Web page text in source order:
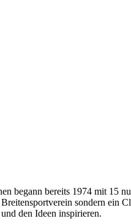
begann bereits 1974 mit 15
sondern ein
den Ideen inspirieren.